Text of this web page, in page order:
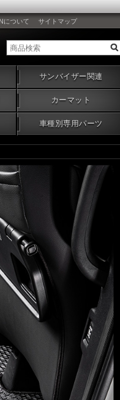
サンバイザー関連
カーマット
車種別専用パーツ
について サイトマップ